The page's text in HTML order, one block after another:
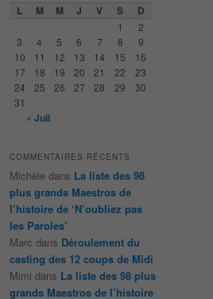
L M M J V S D
1
2
3
4 5 6 7 8
9
10
11 12 13 14 15
16
17
18 19 20 21 22
23
24
25 26 27 28 29
30
31
« Juil
COMMENTAIRES RÉCENTS
Michèle dans La liste des 98
plus grands Maestros de
l’histoire de ‘N’oubliez pas
les Paroles’
Marc dans Déroulement du
casting des 12 coups de Midi
Mimi dans La liste des 98 plus
grands Maestros de l’histoire